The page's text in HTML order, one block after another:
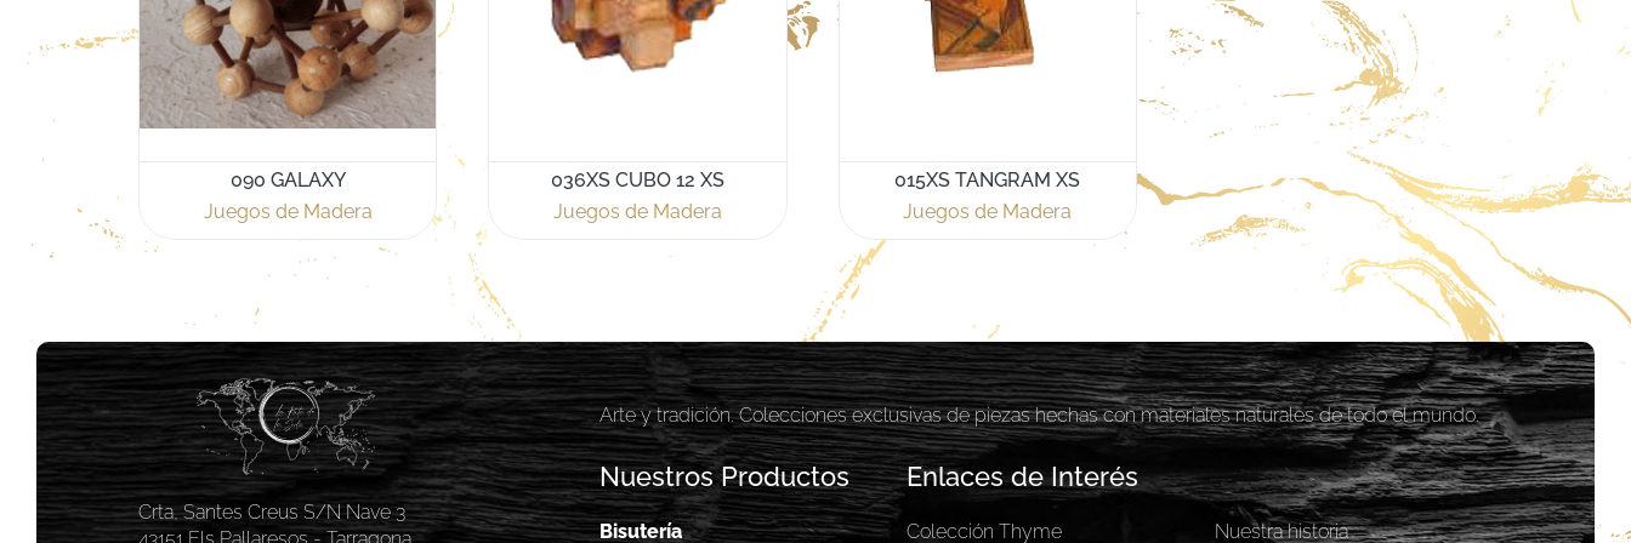
090 GALAXY
Juegos de Madera
036XS CUBO 12 XS
Juegos de Madera
015XS TANGRAM XS
Juegos de Madera
Crta, Santes Creus S/N Nave 3
Arte y tradición. Colecciones exclusivas de piezas hechas con materiales naturales de todo el mundo.
Nuestros Productos
Bisutería
Enlaces de Interés
Colección Thyme Nuestra historia